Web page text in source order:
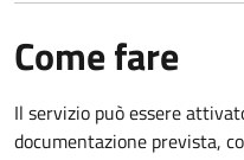
Come fare
Il servizio può essere
documentazione prevista,